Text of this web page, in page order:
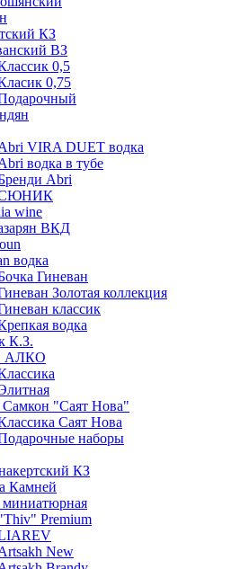
КЗ
ВЗ
0,5
0,75
VIRA DUET водка
водка в тубе
Abri
wine
ВКД
водка
Гиневан
Золотая коллекция
классик
водка
К.З.
АЛКО
Самкон "Саят Нова"
Саят Нова
наборы
КЗ
Камней
миниатюрная
Premium
New